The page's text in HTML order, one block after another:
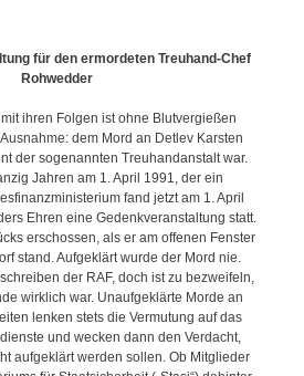
für den ermordeten Treuhand-Chef
Rohwedder
ihren Folgen ist ohne Blutvergießen
dem Mord an Detlev Karsten
der sogenannten Treuhandanstalt war.
Jahren am 1. April 1991, der ein
fand jetzt am 1. April
Ehren eine Gedenkveranstaltung statt.
erschossen, als er am offenen Fenster
stand. Aufgeklärt wurde der Mord nie.
der RAF, doch ist zu bezweifeln,
wirklich war. Unaufgeklärte Morde an
lenken stets die Vermutung auf das
und wecken dann den Verdacht,
aufgeklärt werden sollen. Ob Mitglieder